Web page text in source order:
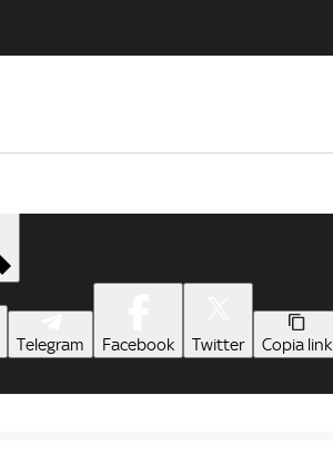
Telegram Facebook Twitter Copia link